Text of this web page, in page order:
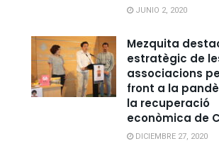
JUNIO 2, 2020
Mezquita
estratègic de
associacions
front a la
la recuperació
econòmica de
DICIEMBRE 27, 2020